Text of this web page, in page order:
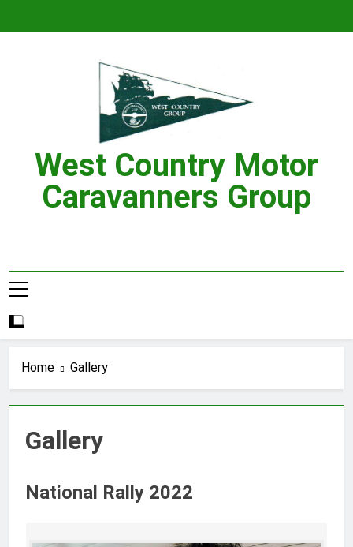
West Country Motor
Caravanners Group
Home Gallery
Gallery
National Rally 2022